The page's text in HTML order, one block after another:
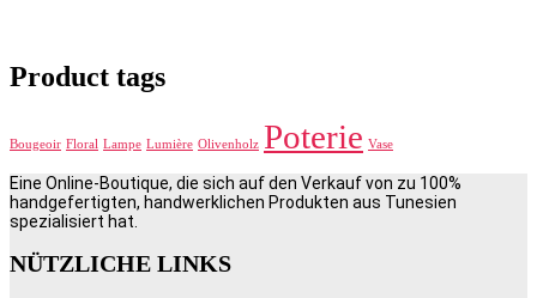
Product tags
Bougeoir Floral Lampe Lumière Olivenholz Poterie Vase
Eine Online-Boutique, die sich auf den Verkauf von zu 100%
handgefertigten, handwerklichen Produkten aus Tunesien
spezialisiert hat.
NÜTZLICHE LINKS